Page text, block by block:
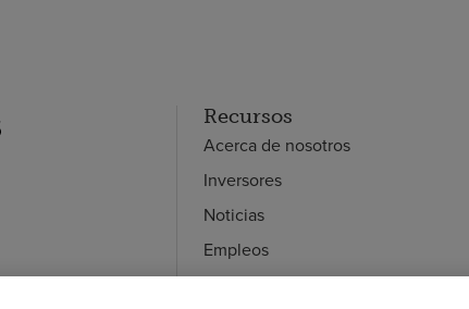
Recursos
Acerca de nosotros
Inversores
Noticias
Empleos
Empleados